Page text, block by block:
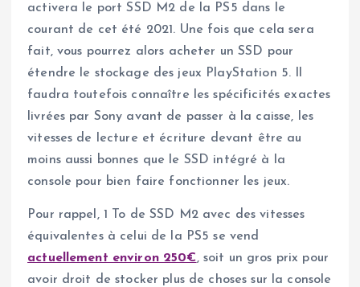
activera le port SSD M2 de la PS5 dans le
courant de cet été 2021. Une fois que cela sera
fait, vous pourrez alors acheter un SSD pour
étendre le stockage des jeux PlayStation 5. Il
faudra toutefois connaître les spécificités exactes
livrées par Sony avant de passer à la caisse, les
vitesses de lecture et écriture devant être au
moins aussi bonnes que le SSD intégré à la
console pour bien faire fonctionner les jeux.
Pour rappel, 1 To de SSD M2 avec des vitesses
équivalentes à celui de la PS5 se vend
actuellement environ 250€, soit un gros prix pour
avoir droit de stocker plus de choses sur la console